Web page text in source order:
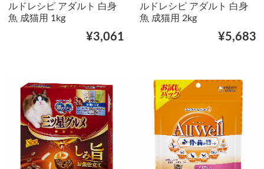
ルドレシピ アダルト 白身
魚 成猫用 1kg
¥3,061
ルドレシピ アダルト 白身
魚 成猫用 2kg
¥5,683